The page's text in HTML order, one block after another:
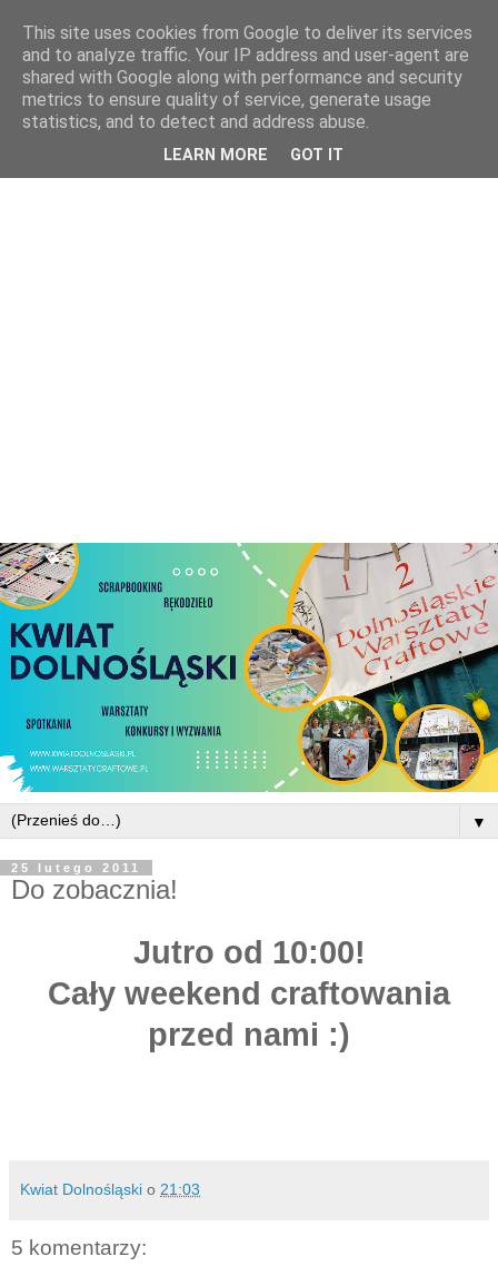
▼
25 lutego 2011
Do zobacznia!
Jutro od 10:00!
Cały weekend craftowania
przed nami :)
Kwiat Dolnośląski o 21:03
5 komentarzy:
This site uses cookies from Google to deliver its services
and to analyze traffic. Your IP address and user-agent are
shared with Google along with performance and security
metrics to ensure quality of service, generate usage
statistics, and to detect and address abuse.
LEARN MORE GOT IT